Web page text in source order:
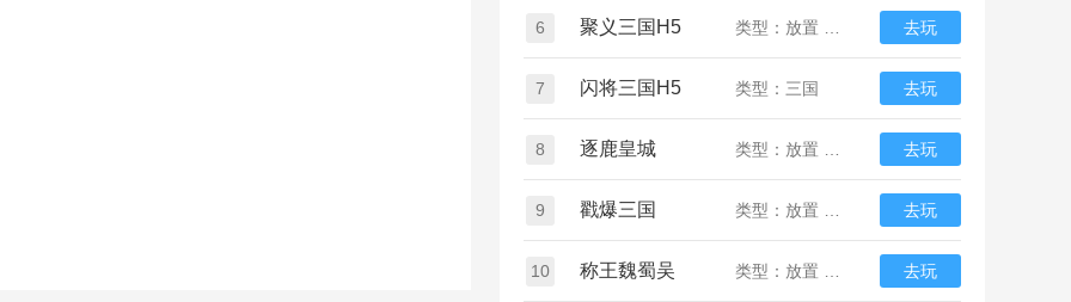
6 聚义三国H5 去玩
7 闪将三国H5 类型：三国 去玩
8 逐鹿皇城 去玩
9 戳爆三国 去玩
10 称王魏蜀吴 去玩